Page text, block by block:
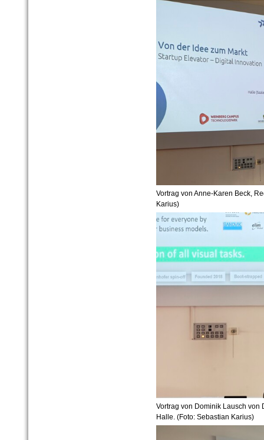
Vortrag von Anne-Karen Beck,
Karius)
Vortrag von Dominik Lausch von
Halle. (Foto: Sebastian Karius)